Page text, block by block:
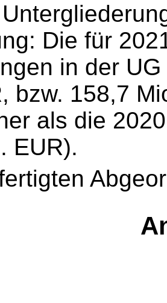
Die für
in der
bzw. 158,7
als die
EUR).